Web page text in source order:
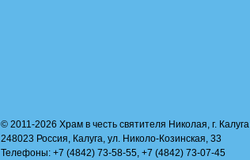
© 2011-2026 Храм в честь святителя Николая, г. Калуга
248023 Россия, Калуга, ул. Николо-Козинская, 33
Телефоны: +7 (4842) 73-58-55, +7 (4842) 73-07-45